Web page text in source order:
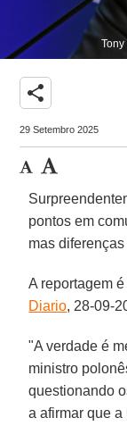
share
29 Setembro 2025
pontos em
mas
A reportagem
Diario, 28-09-
"A verdade é
ministro
questionando
a afirmar que a